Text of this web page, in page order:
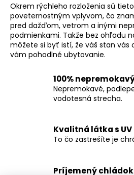
ý
p
i
s
Okrem rýchleho rozloženia sú
poveternostným vplyvom, čo
pred dažďom, vetrom a inými
podmienkami. Takže bez ohľadu
môžete si byť istí, že váš stan vás
vám pohodlné ubytovanie.
100%
Nepremokavé,
vodotesná strecha.
Kvalitná látka s
To čo zastrešíte je
Príjemený chládok